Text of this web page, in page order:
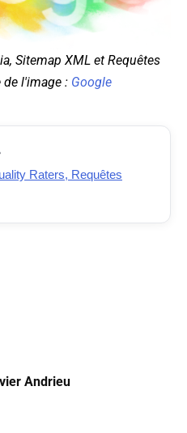
Sitemap XML et Requêtes
de l'image : Google
Raters, Requêtes
Andrieu